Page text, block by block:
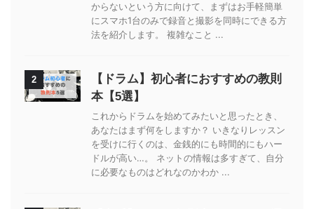
からないという方に向けて、まずはお手軽簡単
にスマホ1台のみで録音と撮影を同時にできる方
法を紹介します。 複雑なこと ...
2
【ドラム】初心者におすすめの教則
本【5選】
これからドラムを始めてみたいと思ったとき、
あなたはまず何をしますか？ いきなりレッスン
を受けに行くのは、金銭的にも時間的にもハー
ドルが高い…。 ネットの情報は多すぎて、自分
に必要なものはどれなのかわか ...